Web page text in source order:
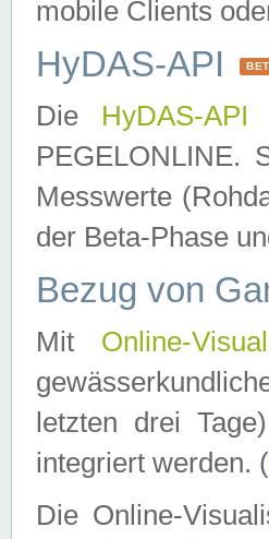
mobile Clients
HyDAS-API
Die HyDAS-API
PEGELONLINE.
Messwerte
der Beta-Phase
Bezug von
Mit Online-
letzten drei
integriert werden. (
Die Online-